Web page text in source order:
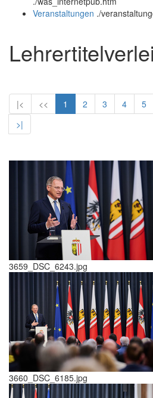
schließen
Veranstaltungen ./
|< << 1 2 3 4 5
>|
3659_DSC_6243.jpg
3660_DSC_6185.jpg